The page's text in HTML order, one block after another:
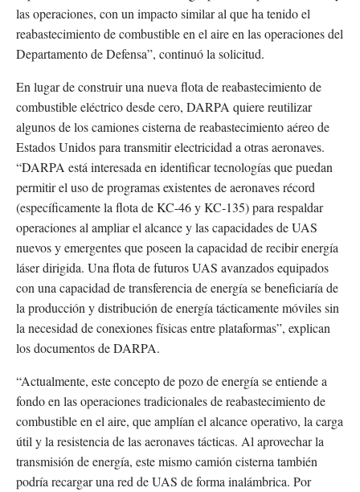
las operaciones, con un impacto similar al que ha tenido el
reabastecimiento de combustible en el aire en las operaciones del
Departamento de Defensa”, continuó la solicitud.
En lugar de construir una nueva flota de reabastecimiento de
combustible eléctrico desde cero, DARPA quiere reutilizar
algunos de los camiones cisterna de reabastecimiento aéreo de
Estados Unidos para transmitir electricidad a otras aeronaves.
“DARPA está interesada en identificar tecnologías que puedan
permitir el uso de programas existentes de aeronaves récord
(específicamente la flota de KC-46 y KC-135) para respaldar
operaciones al ampliar el alcance y las capacidades de UAS
nuevos y emergentes que poseen la capacidad de recibir energía
láser dirigida. Una flota de futuros UAS avanzados equipados
con una capacidad de transferencia de energía se beneficiaría de
la producción y distribución de energía tácticamente móviles sin
la necesidad de conexiones físicas entre plataformas”, explican
los documentos de DARPA.
“Actualmente, este concepto de pozo de energía se entiende a
fondo en las operaciones tradicionales de reabastecimiento de
combustible en el aire, que amplían el alcance operativo, la carga
útil y la resistencia de las aeronaves tácticas. Al aprovechar la
transmisión de energía, este mismo camión cisterna también
podría recargar una red de UAS de forma inalámbrica. Por